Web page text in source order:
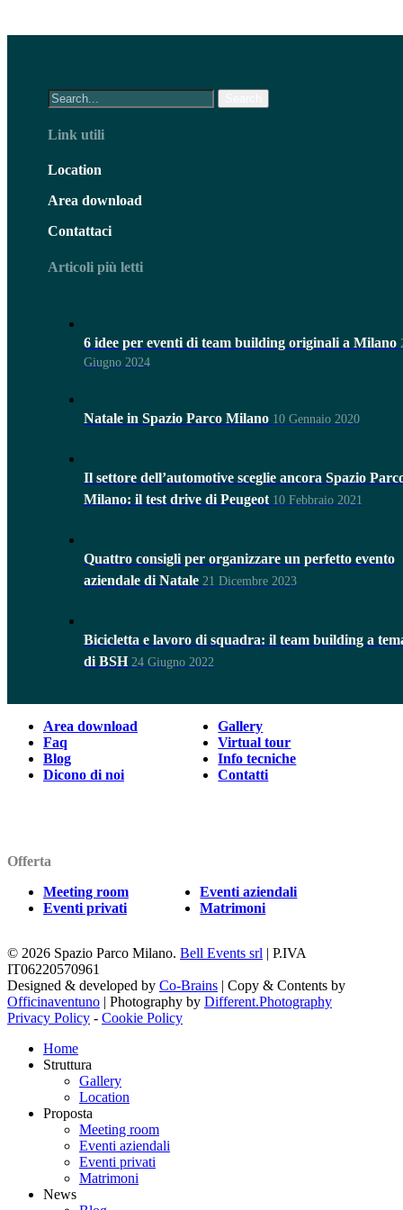
Link utili
Location
Area download
Contattaci
Articoli più letti
6 idee per eventi di team building originali a Milano
Giugno 2024
Natale in Spazio Parco Milano 10 Gennaio 2020
Il settore dell’automotive sceglie ancora Spazio
Milano: il test drive di Peugeot 10 Febbraio 2021
Quattro consigli per organizzare un perfetto evento
aziendale di Natale 21 Dicembre 2023
Bicicletta e lavoro di squadra: il team building a
di BSH 24 Giugno 2022
Area download
Faq
Blog
Dicono di noi
Gallery
Virtual tour
Info tecniche
Contatti
Offerta
Meeting room
Eventi aziendali
Eventi privati
Matrimoni
© 2026 Spazio Parco Milano. Bell Events srl | P.IVA
IT06220570961
Designed & developed by Co-Brains | Copy & Contents by
Officinaventuno | Photography by Different.Photography
Privacy Policy - Cookie Policy
Close
Menu
Home
Struttura
Gallery
Location
Proposta
Meeting room
Eventi aziendali
Eventi privati
Matrimoni
News